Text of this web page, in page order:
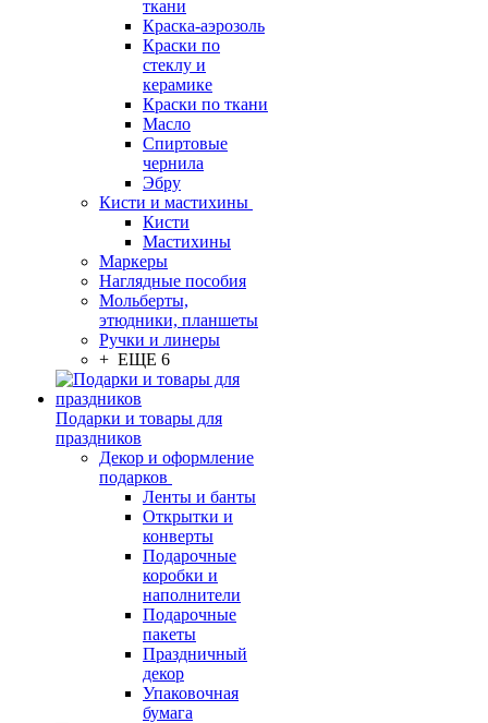
ткани
Краска-аэрозоль
Краски по
стеклу и
керамике
Краски по ткани
Масло
Спиртовые
чернила
Эбру
Кисти и мастихины
Кисти
Мастихины
Маркеры
Наглядные пособия
Мольберты,
этюдники, планшеты
Ручки и линеры
+ ЕЩЕ 6
Подарки и товары для
праздников
Декор и оформление
подарков
Ленты и банты
Открытки и
конверты
Подарочные
коробки и
наполнители
Подарочные
пакеты
Праздничный
декор
Упаковочная
бумага